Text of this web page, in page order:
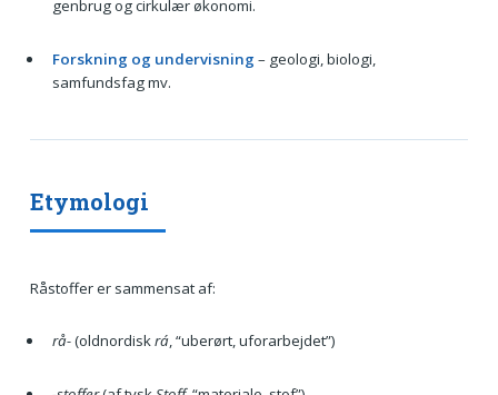
genbrug og cirkulær økonomi.
Forskning og undervisning – geologi, biologi,
samfundsfag mv.
Etymologi
Råstoffer er sammensat af:
rå-(oldnordiskrá, “uberørt, uforarbejdet”)